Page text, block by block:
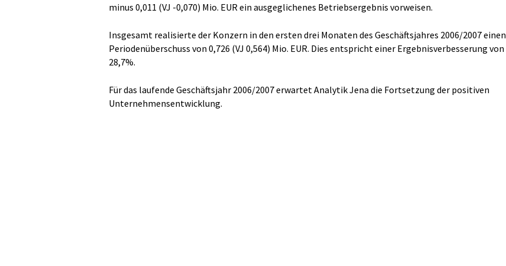
minus 0,011 (VJ -0,070) Mio. EUR ein ausgeglichenes Betriebsergebnis vorweisen.
Insgesamt realisierte der Konzern in den ersten drei Monaten des Geschäftsjahres 2006/2007 einen
Periodenüberschuss von 0,726 (VJ 0,564) Mio. EUR. Dies entspricht einer Ergebnisverbesserung von
28,7%.
Für das laufende Geschäftsjahr 2006/2007 erwartet Analytik Jena die Fortsetzung der positiven
Unternehmensentwicklung.